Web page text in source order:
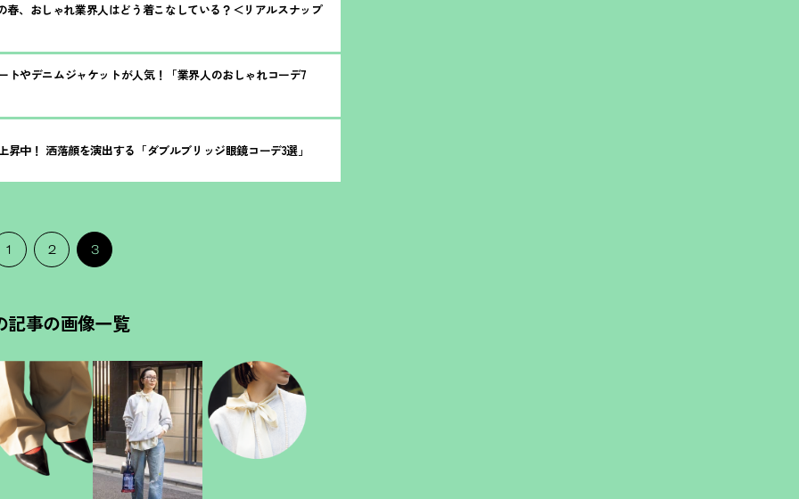
、おしゃれ業界人はどう着こなしている ？ ＜リアルスナップ
トやデニムジャケットが人気！ 「業界人のおしゃれコーデ7
昇中！ 洒落顔を演出する「ダブルブリッジ眼鏡コーデ3選」
1 2 3
記事の画像一覧